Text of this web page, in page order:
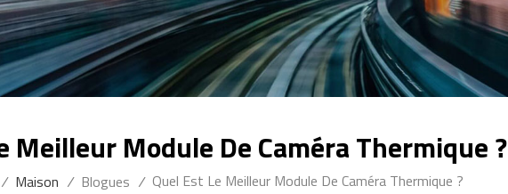
Meilleur Module De Caméra Thermique ?
/ Maison / Blogues / Quel Est Le Meilleur Module De Caméra Thermique ?